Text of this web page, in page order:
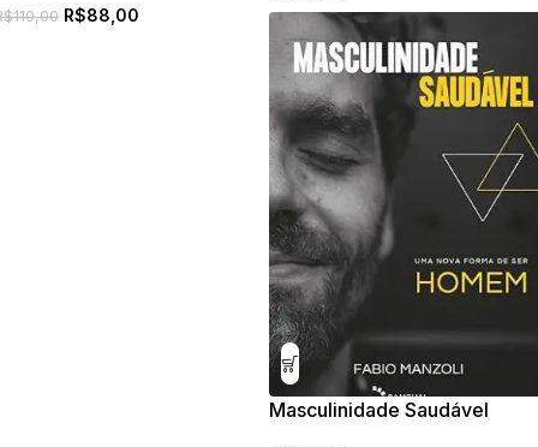
110,00 R$88,00
Masculinidade Saudável